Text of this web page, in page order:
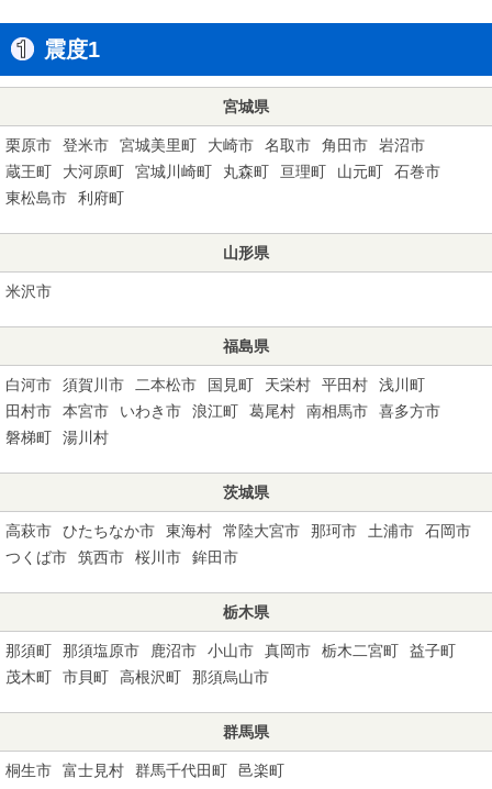
震度1
宮城県
栗原市 登米市 宮城美里町 大崎市 名取市 角田市
岩沼市
蔵王町
大河原町 宮城川崎町 丸森町 亘理町 山元町
石巻市
東松島市
利府町
山形県
米沢市
福島県
白河市 須賀川市 二本松市 国見町 天栄村 平田村
浅川町
田村市
本宮市 いわき市 浪江町 葛尾村 南相馬市
喜多方市
磐梯町
湯川村
茨城県
高萩市 ひたちなか市 東海村 常陸大宮市 那珂市 土浦市
石岡市
つくば市
筑西市 桜川市 鉾田市
栃木県
那須町 那須塩原市 鹿沼市 小山市 真岡市 栃木二宮町
益子町
茂木町
市貝町 高根沢町 那須烏山市
群馬県
桐生市 富士見村 群馬千代田町 邑楽町